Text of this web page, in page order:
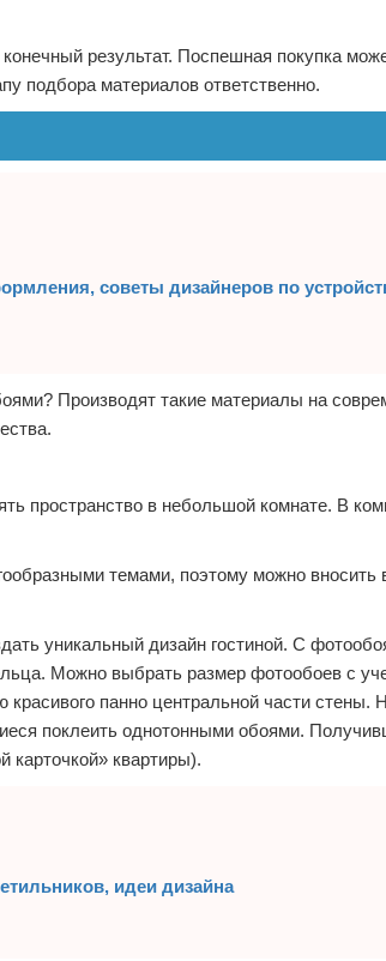
результат. Поспешная покупка
подбора материалов ответственно.
советы дизайнеров по
Производят такие материалы на
пространство в небольшой комнате. В
темами, поэтому можно
уникальный дизайн гостиной. С
Можно выбрать размер фотообоев с
панно центральной части стены.
поклеить однотонными обоями.
карточкой» квартиры).
идеи дизайна